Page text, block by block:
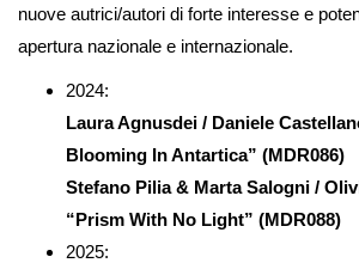
nuove autrici/autori di forte interesse e
apertura nazionale e internazionale.
2024:
Laura Agnusdei / Daniele
Blooming In Antartica” (MDR086)
Stefano Pilia & Marta Salogni /
“Prism With No Light” (MDR088)
2025: